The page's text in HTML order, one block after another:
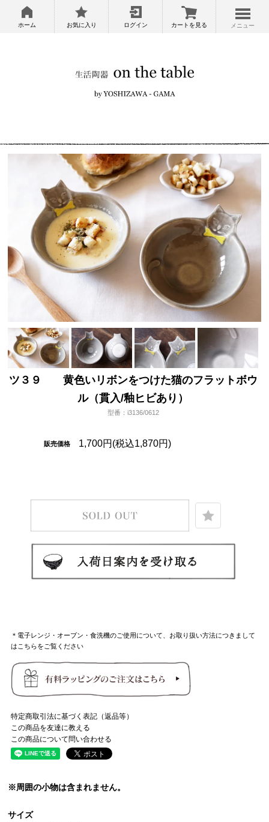
ホーム お気に入り ログイン カートを見る メニュー
ツ３９ 黄色いリボンをつけた猫のフラットボウ
ル（貫入/釉ヒビあり）
型番：i3136/0612
販売価格 1,700円(税込1,870円)
＊電子レンジ・オーブン・食洗機のご使用について、お取り扱い方法につきまして
はこちらをご覧ください
特定商取引法に基づく表記（返品等）
この商品を友達に教える
この商品について問い合わせる
※周囲の小物は含まれません。
サイズ